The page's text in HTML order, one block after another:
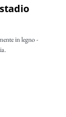
in legno -